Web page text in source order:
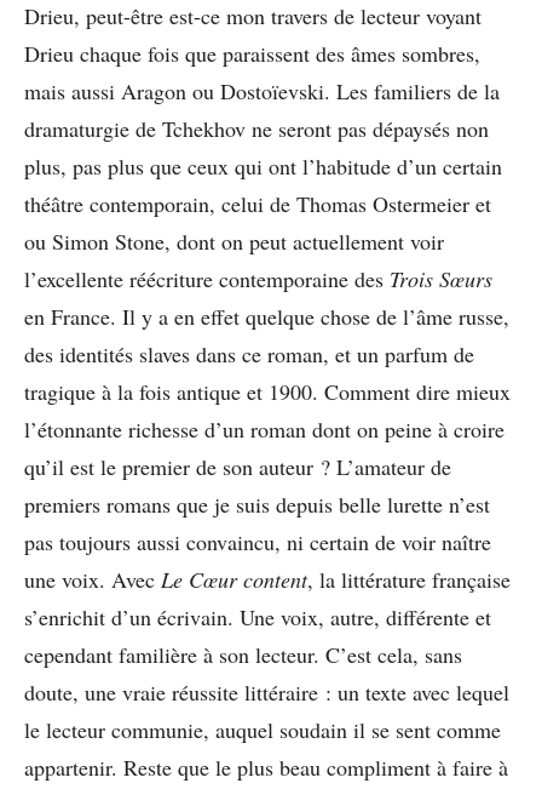
Drieu, peut-être est-ce mon travers de lecteur voyant
Drieu chaque fois que paraissent des âmes sombres,
mais aussi Aragon ou Dostoïevski. Les familiers de la
dramaturgie de Tchekhov ne seront pas dépaysés non
plus, pas plus que ceux qui ont l’habitude d’un certain
théâtre contemporain, celui de Thomas Ostermeier et
ou Simon Stone, dont on peut actuellement voir
l’excellente réécriture contemporaine des Trois Sœurs
en France. Il y a en effet quelque chose de l’âme russe,
des identités slaves dans ce roman, et un parfum de
tragique à la fois antique et 1900. Comment dire mieux
l’étonnante richesse d’un roman dont on peine à croire
qu’il est le premier de son auteur ? L’amateur de
premiers romans que je suis depuis belle lurette n’est
pas toujours aussi convaincu, ni certain de voir naître
une voix. Avec Le Cœur content, la littérature française
s’enrichit d’un écrivain. Une voix, autre, différente et
cependant familière à son lecteur. C’est cela, sans
doute, une vraie réussite littéraire : un texte avec lequel
le lecteur communie, auquel soudain il se sent comme
appartenir. Reste que le plus beau compliment à faire à